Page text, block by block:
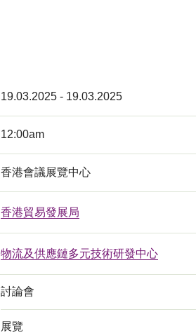
19.03.2025 - 19.03.2025
12:00am
香港會議展覽中心
香港貿易發展局
物流及供應鏈多元技術研發中心
討論會
展覽